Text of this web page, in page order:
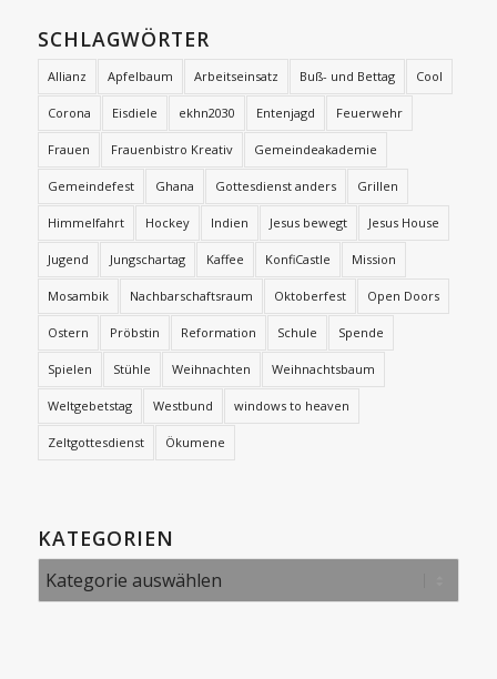
SCHLAGWÖRTER
Allianz Apfelbaum Arbeitseinsatz Buß- und Bettag Cool
Corona Eisdiele ekhn2030 Entenjagd Feuerwehr
Frauen Frauenbistro Kreativ Gemeindeakademie
Gemeindefest Ghana Gottesdienst anders Grillen
Himmelfahrt Hockey Indien Jesus bewegt Jesus House
Jugend Jungschartag Kaffee KonfiCastle Mission
Mosambik Nachbarschaftsraum Oktoberfest Open Doors
Ostern Pröbstin Reformation Schule Spende
Spielen Stühle Weihnachten Weihnachtsbaum
Weltgebetstag Westbund windows to heaven
Zeltgottesdienst Ökumene
KATEGORIEN
Kategorien